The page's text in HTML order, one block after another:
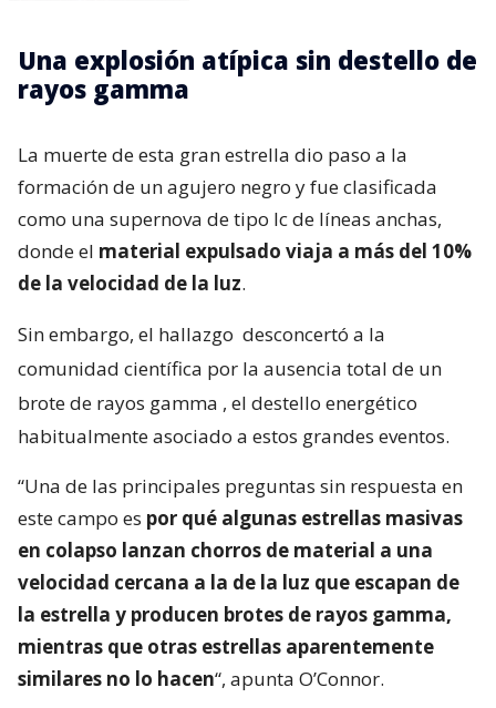
Una explosión atípica sin destello de
rayos gamma
La muerte de esta gran estrella dio paso a la
formación de un agujero negro y fue clasificada
como una supernova de tipo Ic de líneas anchas,
donde el material expulsado viaja a más del 10%
de la velocidad de la luz.
Sin embargo, el hallazgo desconcertó a la
comunidad científica por la ausencia total de un
brote de rayos gamma , el destello energético
habitualmente asociado a estos grandes eventos.
“Una de las principales preguntas sin respuesta en
este campo es por qué algunas estrellas masivas
en colapso lanzan chorros de material a una
velocidad cercana a la de la luz que escapan de
la estrella y producen brotes de rayos gamma,
mientras que otras estrellas aparentemente
similares no lo hacen“, apunta O’Connor.